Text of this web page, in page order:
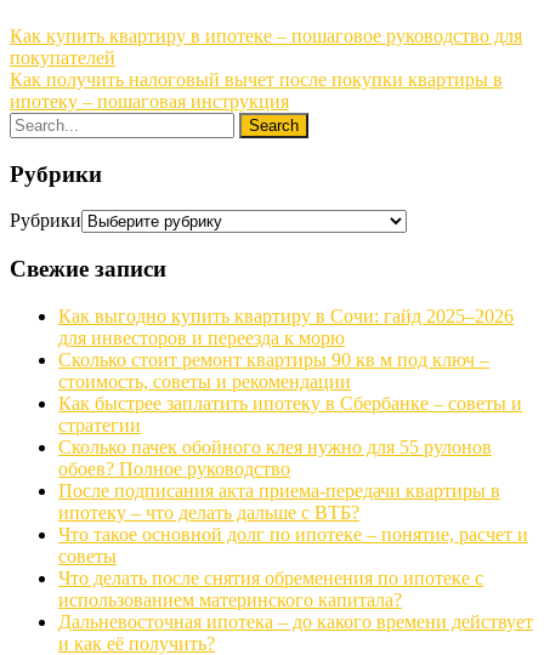
Как купить квартиру в ипотеке – пошаговое руководство для
покупателей
Как получить налоговый вычет после покупки квартиры в
ипотеку – пошаговая инструкция
Рубрики
Рубрики
Свежие записи
Как выгодно купить квартиру в Сочи: гайд 2025–2026
для инвесторов и переезда к морю
Сколько стоит ремонт квартиры 90 кв м под ключ –
стоимость, советы и рекомендации
Как быстрее заплатить ипотеку в Сбербанке – советы и
стратегии
Сколько пачек обойного клея нужно для 55 рулонов
обоев? Полное руководство
После подписания акта приема-передачи квартиры в
ипотеку – что делать дальше с ВТБ?
Что такое основной долг по ипотеке – понятие, расчет и
советы
Что делать после снятия обременения по ипотеке с
использованием материнского капитала?
Дальневосточная ипотека – до какого времени действует
и как её получить?